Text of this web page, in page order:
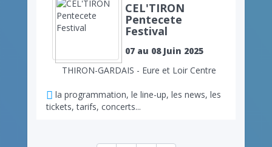
CEL'TIRON
Pentecete
Festival
07 au 08 Juin 2025
THIRON-GARDAIS - Eure et Loir Centre
la programmation, le line-up, les news, les
tickets, tarifs, concerts...